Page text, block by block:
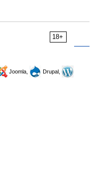
18+
Joomla,
Drupal,